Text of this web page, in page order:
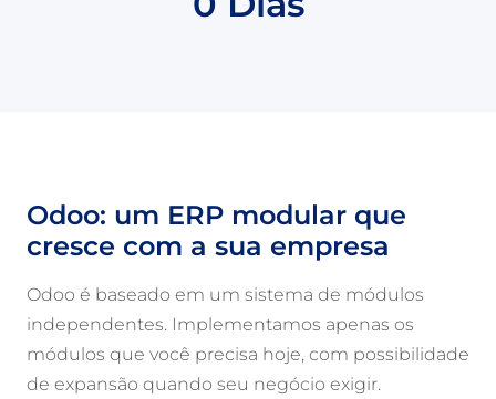
Odoo: um ERP modular que
cresce com a sua empresa
Odoo é baseado em um sistema de módulos
independentes. Implementamos apenas os
módulos que você precisa hoje, com possibilidade
de expansão quando seu negócio exigir.